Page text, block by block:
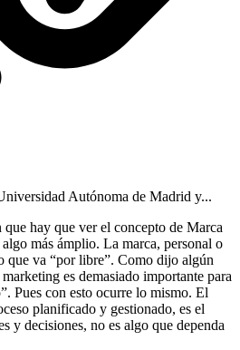
Autónoma de Madrid y...
hay que ver el concepto de Marca
más ámplio. La marca, personal o
que va “por libre”. Como dijo algún
es demasiado importante para
Pues con esto ocurre lo mismo. El
planificado y gestionado, es el
y decisiones, no es algo que dependa